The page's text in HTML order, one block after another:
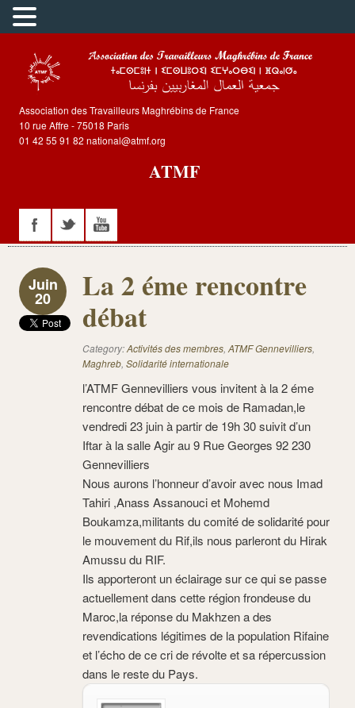
Association des Travailleurs Maghrébins de France
10 rue Affre - 75018 Paris
01 42 55 91 82 national@atmf.org
ATMF
Juin
20
La 2 éme rencontre
débat
Category:Activités des membres, ATMF Gennevilliers,
Maghreb, Solidarité internationale
l’ATMF Gennevilliers vous invitent à la 2 éme
rencontre débat de ce mois de Ramadan,le
vendredi 23 juin à partir de 19h 30 suivit d’un
Iftar à la salle Agir au 9 Rue Georges 92 230
Gennevilliers
Nous aurons l’honneur d’avoir avec nous Imad
Tahiri ,Anass Assanouci et Mohemd
Boukamza,militants du comité de solidarité pour
le mouvement du Rif,ils nous parleront du Hirak
Amussu du RIF.
Ils apporteront un éclairage sur ce qui se passe
actuellement dans cette région frondeuse du
Maroc,la réponse du Makhzen a des
revendications légitimes de la population Rifaine
et l’écho de ce cri de révolte et sa répercussion
dans le reste du Pays.